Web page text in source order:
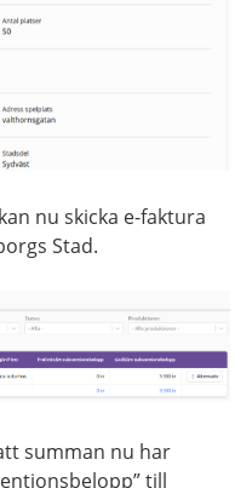
nu skicka e-faktura
Stad.
summan nu har
till